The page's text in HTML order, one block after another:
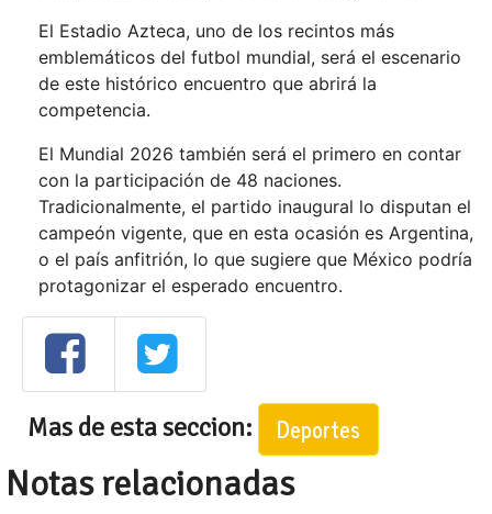
El Estadio Azteca, uno de los recintos más
emblemáticos del futbol mundial, será el escenario
de este histórico encuentro que abrirá la
competencia.
El Mundial 2026 también será el primero en contar
con la participación de 48 naciones.
Tradicionalmente, el partido inaugural lo disputan el
campeón vigente, que en esta ocasión es Argentina,
o el país anfitrión, lo que sugiere que México podría
protagonizar el esperado encuentro.
Mas de esta seccion: Deportes
Notas relacionadas